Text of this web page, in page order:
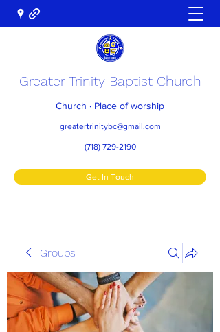
Greater Trinity Baptist Church
Church · Place of worship
greatertrinitybc@gmail.com
(718) 729-2190
Get In Touch
Groups